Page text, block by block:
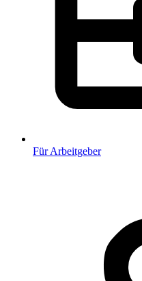
Für Arbeitgeber